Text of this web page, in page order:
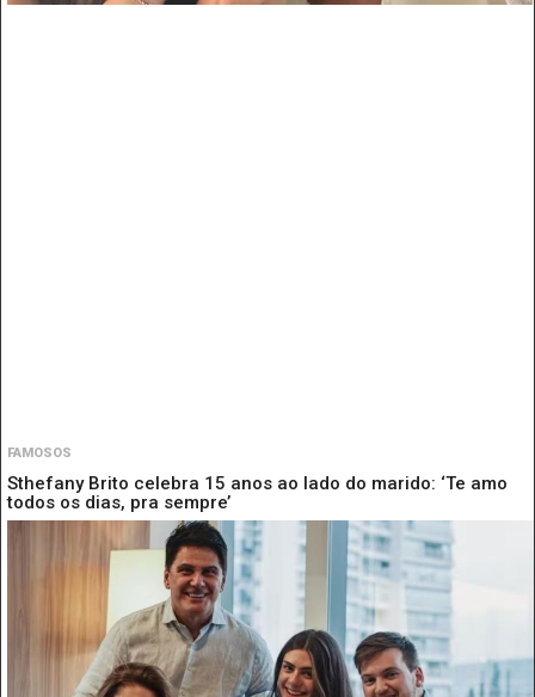
FAMOSOS
Sthefany Brito celebra 15 anos ao lado do marido: ‘Te amo
todos os dias, pra sempre’